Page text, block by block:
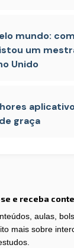
mundo:
um
Unido
graça
e receba
aulas,
mais sobre